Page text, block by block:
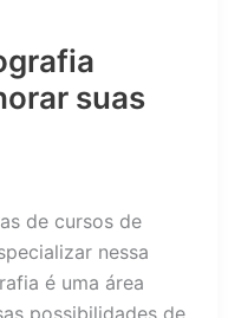
suas
de cursos de
nessa
é uma área
possibilidades de